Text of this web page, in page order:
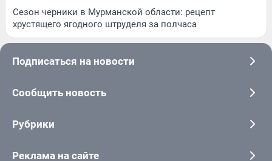
Сезон черники в Мурманской области: рецепт
хрустящего ягодного штруделя за полчаса
Подписаться на новости
Сообщить новость
Рубрики
Реклама на сайте